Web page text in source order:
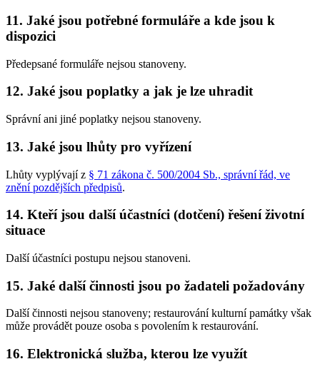
11. Jaké jsou potřebné formuláře a kde jsou k
dispozici
Předepsané formuláře nejsou stanoveny.
12. Jaké jsou poplatky a jak je lze uhradit
Správní ani jiné poplatky nejsou stanoveny.
13. Jaké jsou lhůty pro vyřízení
Lhůty vyplývají z § 71 zákona č. 500/2004 Sb., správní řád, ve
znění pozdějších předpisů.
14. Kteří jsou další účastníci (dotčení) řešení životní
situace
Další účastníci postupu nejsou stanoveni.
15. Jaké další činnosti jsou po žadateli požadovány
Další činnosti nejsou stanoveny; restaurování kulturní památky však
může provádět pouze osoba s povolením k restaurování.
16. Elektronická služba, kterou lze využít